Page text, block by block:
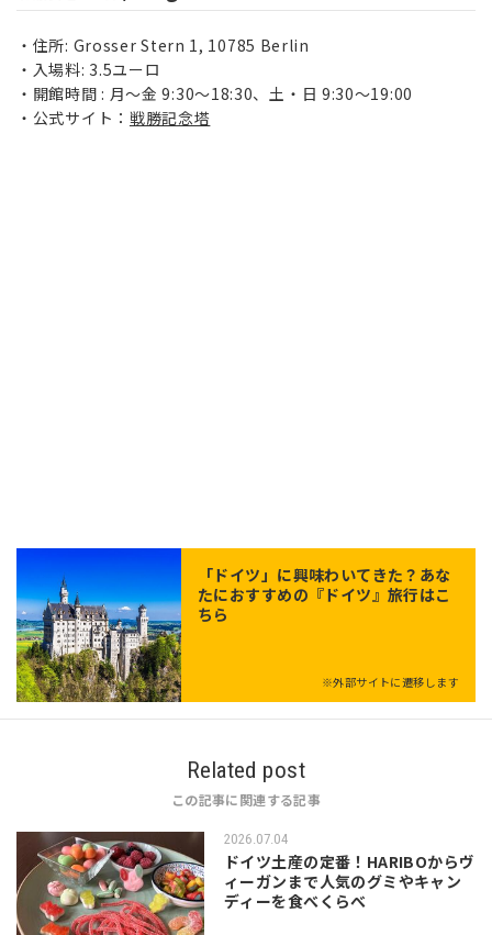
住所: Grosser Stern 1, 10785 Berlin
入場料: 3.5ユーロ
開館時間 : 月～金9:30～18:30、 土・日 9:30～19:00
公式サイト： 戦勝記念塔
「ドイツ 」に興味わいてきた？あな
たにおすすめの『ドイツ』旅行はこ
ちら
※外部サイトに遷移します
Related post
この記事に関連する記事
2026.07.04
ドイツ土産の定番！HARIBOからヴ
ィーガンまで人気のグミやキャン
ディーを食べくらべ